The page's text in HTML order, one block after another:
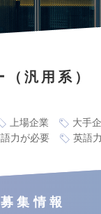
汎用系）
上場企業 大手
力が必要 英語
募集情報